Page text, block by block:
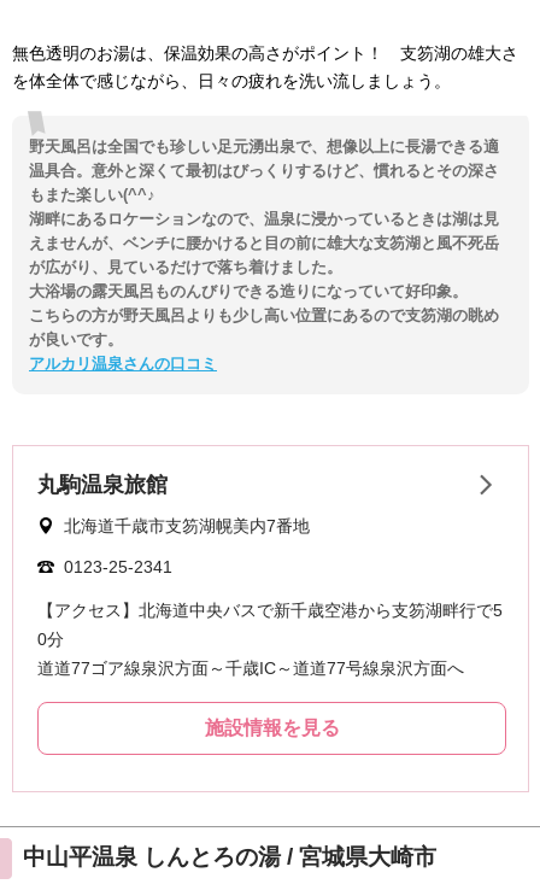
無色透明のお湯は、保温効果の高さがポイント！ 支笏湖の雄大さ
を体全体で感じながら、日々の疲れを洗い流しましょう。
野天風呂は全国でも珍しい足元湧出泉で、想像以上に長湯できる適
温具合。意外と深くて最初はびっくりするけど、慣れるとその深さ
もまた楽しい(^^♪
湖畔にあるロケーションなので、温泉に浸かっているときは湖は見
えませんが、ベンチに腰かけると目の前に雄大な支笏湖と風不死岳
が広がり、見ているだけで落ち着けました。
大浴場の露天風呂ものんびりできる造りになっていて好印象。
こちらの方が野天風呂よりも少し高い位置にあるので支笏湖の眺め
が良いです。
アルカリ温泉さんの口コミ
中山平温泉 しんとろの湯 / 宮城県大崎市